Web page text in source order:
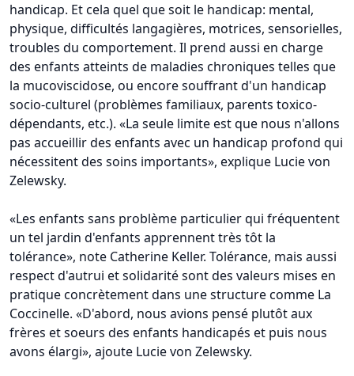
handicap. Et cela quel que soit le handicap: mental,
physique, difficultés langagières, motrices, sensorielles,
troubles du comportement. Il prend aussi en charge
des enfants atteints de maladies chroniques telles que
la mucoviscidose, ou encore souffrant d'un handicap
socio-culturel (problèmes familiaux, parents toxico-
dépendants, etc.). «La seule limite est que nous n'allons
pas accueillir des enfants avec un handicap profond qui
nécessitent des soins importants», explique Lucie von
Zelewsky.
«Les enfants sans problème particulier qui fréquentent
un tel jardin d'enfants apprennent très tôt la
tolérance», note Catherine Keller. Tolérance, mais aussi
respect d'autrui et solidarité sont des valeurs mises en
pratique concrètement dans une structure comme La
Coccinelle. «D'abord, nous avions pensé plutôt aux
frères et soeurs des enfants handicapés et puis nous
avons élargi», ajoute Lucie von Zelewsky.